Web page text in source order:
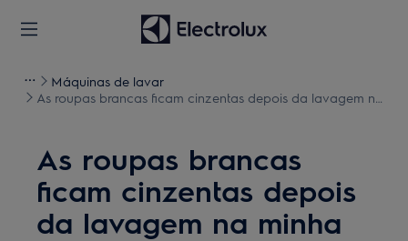
Máquinas de lavar
As roupas brancas ficam cinzentas depois da lavagem na
As roupas brancas
ficam cinzentas depois
da lavagem na minha